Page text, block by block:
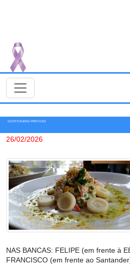
GOSTOSURAS PRÁTICAS
26/02/2026
NAS BANCAS: FELIPE (em frente à
FRANCISCO (em frente ao